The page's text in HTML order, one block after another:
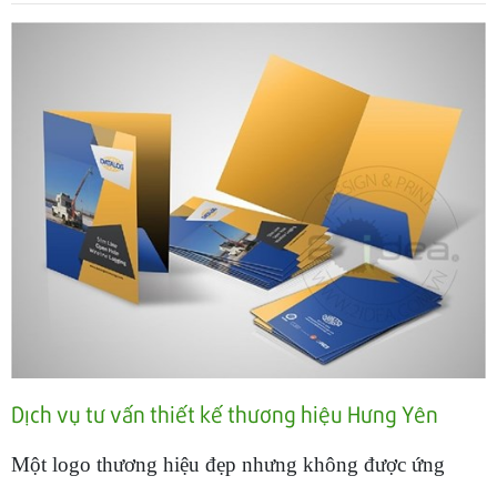
Dịch vụ tư vấn thiết kế thương hiệu Hưng Yên
Một logo thương hiệu đẹp nhưng không được ứng